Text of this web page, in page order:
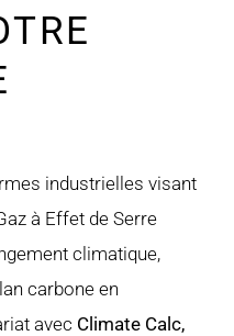
industrielles visant
à Effet de Serre
climatique,
carbone en
avec Climate Calc,